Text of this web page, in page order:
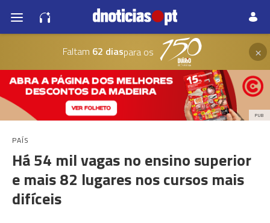
Faltam 62 diaspara os ×
PUB
PAÍS
Há 54 mil vagas no ensino superior
e mais 82 lugares nos cursos mais
difíceis